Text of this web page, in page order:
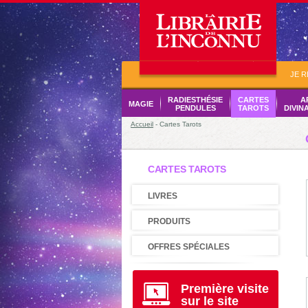
JE
MAGIE
RADIESTHÉSIE
PENDULES
CARTES
TAROTS
Accueil - Cartes Tarots
CARTES TAROTS
LIVRES
PRODUITS
OFFRES SPÉCIALES
Première visite
sur le site